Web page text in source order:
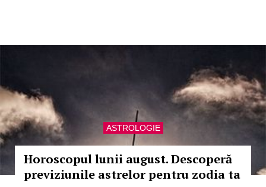
ASTROLOGIE
Horoscopul lunii august. Descoperă
previziunile astrelor pentru zodia ta